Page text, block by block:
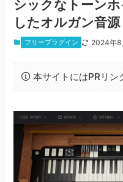
シックなトーン
したオルガン音源
フリープラグイン 2024年8
本サイトにはPRリン